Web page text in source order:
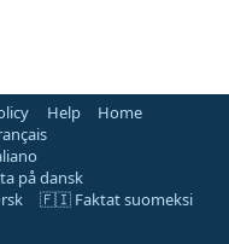
Help
Home
på dansk
🇫🇮 Faktat suomeksi